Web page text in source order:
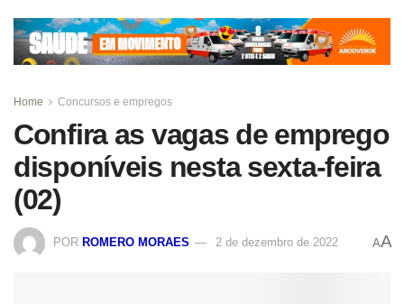
Home Concursos e empregos
Confira as vagas de emprego
disponíveis nesta sexta-feira
(02)
POR ROMERO MORAES 2 de dezembro de 2022 AA